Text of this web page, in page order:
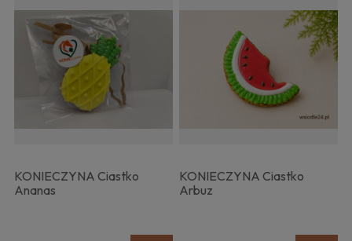
KONIECZYNA Ciastko
Ananas
KONIECZYNA Ciastko
Arbuz